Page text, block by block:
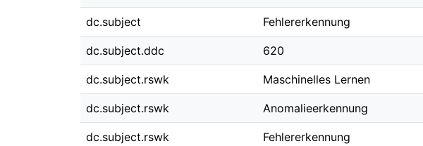
dc.subject Fehlererkennung
dc.subject.ddc 620
dc.subject.rswk Maschinelles Lernen
dc.subject.rswk Anomalieerkennung
dc.subject.rswk Fehlererkennung